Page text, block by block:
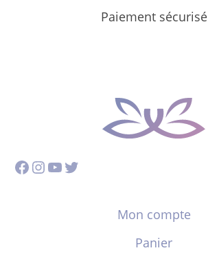
Paiement sécurisé
Facebook
Instagram
YouTube
Twitter
Mon compte
Panier